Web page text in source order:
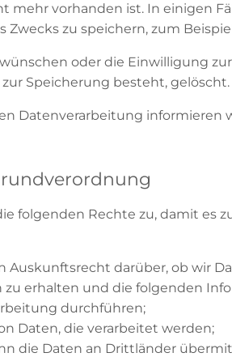
mehr vorhanden ist. In einigen
Zwecks zu speichern, zum
oder die Einwilligung
Speicherung besteht, gelöscht.
Datenverarbeitung informieren
folgenden Rechte zu, damit
Auskunftsrecht darüber, ob wir
zu erhalten und die folgenden
durchführen;
Daten, die verarbeitet werden;
die Daten an Drittländer